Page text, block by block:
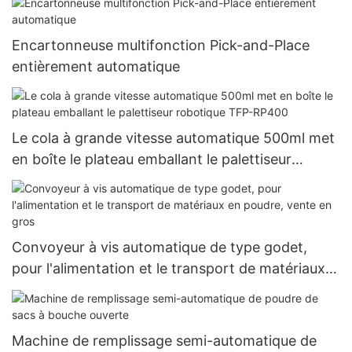
Encartonneuse multifonction Pick-and-Place
entièrement automatique
Le cola à grande vitesse automatique 500ml met
en boîte le plateau emballant le palettiseur
robotique TFP-RP400
Convoyeur à vis automatique de type godet,
pour l'alimentation et le transport de matériaux
en poudre, vente en gros
Machine de remplissage semi-automatique de